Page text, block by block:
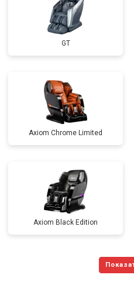
GT
Axiom Chrome Limited
Axiom Black Edition